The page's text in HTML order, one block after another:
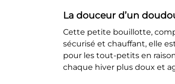
La douceur d’un
Cette petite bouillotte,
sécurisé et chauffant, elle
pour les tout-petits en
chaque hiver plus doux et